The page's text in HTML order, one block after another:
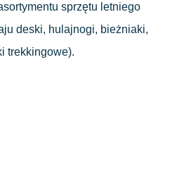
sprzętu letniego
deski, hulajnogi, bieżniaki,
trekkingowe).